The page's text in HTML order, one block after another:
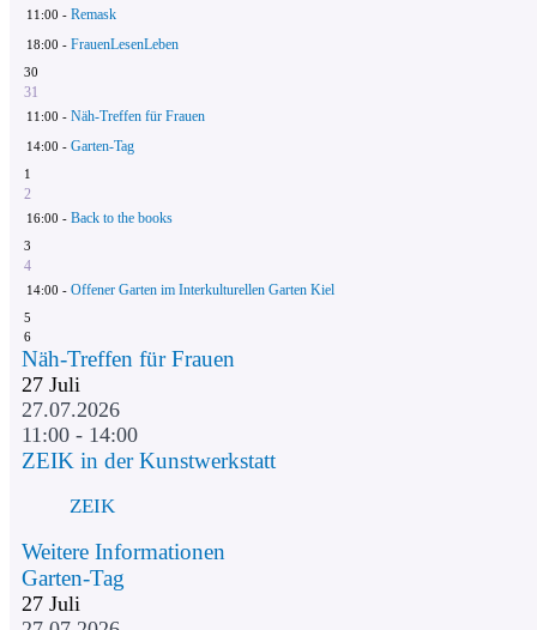
11:00 - Remask
18:00 - FrauenLesenLeben
30
31
11:00 - Näh-Treffen für Frauen
14:00 - Garten-Tag
1
2
16:00 - Back to the books
3
4
14:00 - Offener Garten im Interkulturellen Garten Kiel
5
6
Näh-Treffen für Frauen
27 Juli
27.07.2026
11:00 - 14:00
ZEIK in der Kunstwerkstatt
ZEIK
Weitere Informationen
Garten-Tag
27 Juli